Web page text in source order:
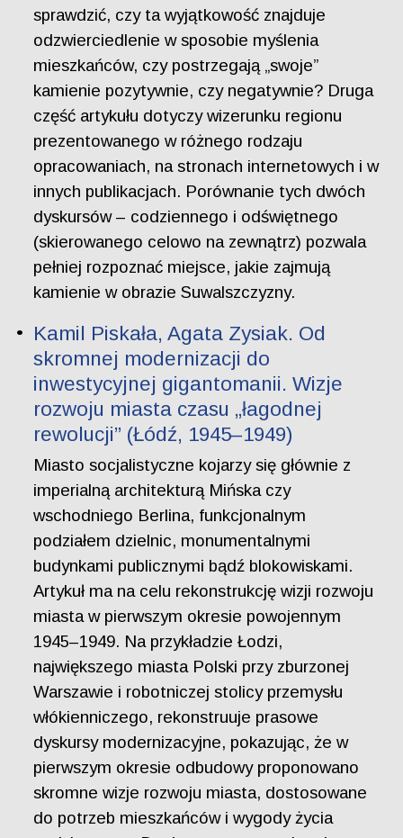
sprawdzić, czy ta wyjątkowość znajduje
odzwierciedlenie w sposobie myślenia
mieszkańców, czy postrzegają „swoje”
kamienie pozytywnie, czy negatywnie? Druga
część artykułu dotyczy wizerunku regionu
prezentowanego w różnego rodzaju
opracowaniach, na stronach internetowych i w
innych publikacjach. Porównanie tych dwóch
dyskursów – codziennego i odświętnego
(skierowanego celowo na zewnątrz) pozwala
pełniej rozpoznać miejsce, jakie zajmują
kamienie w obrazie Suwalszczyzny.
Kamil Piskała, Agata Zysiak. Od
skromnej modernizacji do
inwestycyjnej gigantomanii. Wizje
rozwoju miasta czasu „łagodnej
rewolucji” (Łódź, 1945–1949)
Miasto socjalistyczne kojarzy się głównie z
imperialną architekturą Mińska czy
wschodniego Berlina, funkcjonalnym
podziałem dzielnic, monumentalnymi
budynkami publicznymi bądź blokowiskami.
Artykuł ma na celu rekonstrukcję wizji rozwoju
miasta w pierwszym okresie powojennym
1945–1949. Na przykładzie Łodzi,
największego miasta Polski przy zburzonej
Warszawie i robotniczej stolicy przemysłu
włókienniczego, rekonstruuje prasowe
dyskursy modernizacyjne, pokazując, że w
pierwszym okresie odbudowy proponowano
skromne wizje rozwoju miasta, dostosowane
do potrzeb mieszkańców i wygody życia